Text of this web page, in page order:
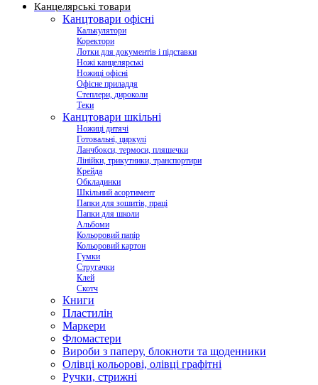
Канцелярські товари
Канцтовари офісні
Калькулятори
Коректори
Лотки для документів і підставки
Ножі канцелярські
Ножиці офісні
Офісне приладдя
Степлери, дироколи
Теки
Канцтовари шкільні
Ножиці дитячі
Готовальні, циркулі
Ланчбокси, термоси, пляшечки
Лінійки, трикутники, транспортири
Крейда
Обкладинки
Шкільний асортимент
Папки для зошитів, праці
Папки для школи
Альбоми
Кольоровий папір
Кольоровий картон
Гумки
Стругачки
Клей
Скотч
Книги
Пластилін
Маркери
Фломастери
Вироби з паперу, блокноти та щоденники
Олівці кольорові, олівці графітні
Ручки, стрижні